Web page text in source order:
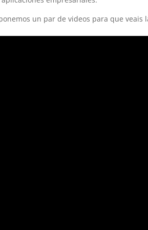
un par de videos para que